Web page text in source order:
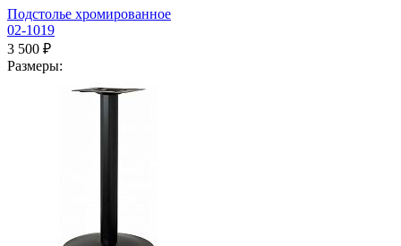
Подстолье хромированное
02-1019
3 500 ₽
Размеры: